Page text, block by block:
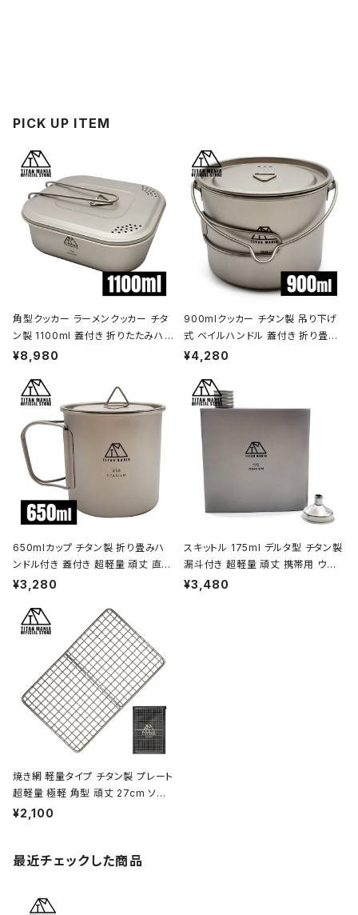
PICK UP ITEM
角型クッカー ラーメンクッカー チタ
ン製 1100ml 蓋付き 折りたたみハン
ドル付 超軽量 頑丈 直火OK 鍋 フラ
ンプ アウトドア キャンプ用品 収納袋
付き
¥8,980
900mlクッカー チタン製 吊り下げ
式 ベイルハンドル 蓋付き 折り畳み
ハンドル付き 超軽量 頑丈 直火OK
プ BBQ バーベキュー アウトドア キ
ャンプ用品 収納袋付き
¥4,280
650mlカップ チタン製 折り畳みハ
ンドル付き 蓋付き 超軽量 頑丈 直火
OK シングルマグカップ クッカー ソ
トドア キャンプ用品 収納袋付き
¥3,280
スキットル 175ml デルタ型 チタン製
漏斗付き 超軽量 頑丈 携帯用 ウイ
スキー ボトル ヒップフラスコ 水筒 ソ
¥3,480
焼き網 軽量タイプ チタン製 プレート
超軽量 極軽 角型 頑丈 27cm ソロ
キャンプ BBQ バーベキュー アウト
¥2,100
最近チェックした商品